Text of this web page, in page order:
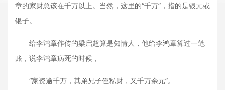
章的家财总该在千万以上。当然，这里的“千万”，指的是银元或
银子。
给李鸿章作传的梁启超算是知情人，他给李鸿章算过一笔
账，说李鸿章病死的时候，
“家资逾千万，其弟兄子侄私财，又千万余元”。